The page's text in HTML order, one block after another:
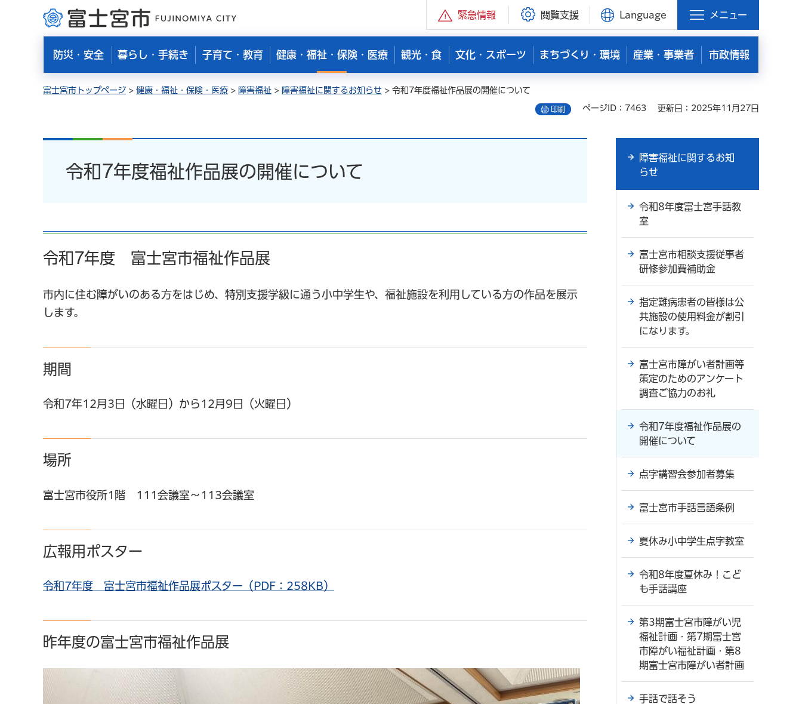
富士宮市 緊急情報 閲覧支援 Language メニュー
防災・安全 暮らし・手続き 子育て・教育 健康・福祉・保険・医療 観光・食 文化・スポーツ まちづくり・環境 産業・事業者 市政情報
富士宮市トップページ > 健康・福祉・保険・医療 > 障害福祉 > 障害福祉に関するお知らせ > 令和7年度福祉作品展の開催について
印刷 ページID：7463 更新日：2025年11月27日
令和7年度福祉作品展の開催について
令和7年度 富士宮市福祉作品展
市内に住む障がいのある方をはじめ、特別支援学級に通う小中学生や、福祉施設を利用している方の作品を展示
します。
期間
令和7年12月3日（水曜日）から12月9日（火曜日）
場所
富士宮市役所1階 111会議室～113会議室
広報用ポスター
令和7年度 富士宮市福祉作品展ポスター（PDF：258KB）
昨年度の富士宮市福祉作品展
障害福祉に関するお知
らせ
令和8年度富士宮手話教
室
富士宮市相談支援従事者
研修参加費補助金
指定難病患者の皆様は公
共施設の使用料金が割引
になります。
富士宮市障がい者計画等
策定のためのアンケート
調査ご協力のお礼
令和7年度福祉作品展の
開催について
点字講習会参加者募集
富士宮市手話言語条例
夏休み小中学生点字教室
令和8年度夏休み！こど
も手話講座
第3期富士宮市障がい児
福祉計画・第7期富士宮
市障がい福祉計画・第8
期富士宮市障がい者計画
手話で話そう